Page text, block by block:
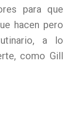
para que
hacen pero
a lo
como Gill